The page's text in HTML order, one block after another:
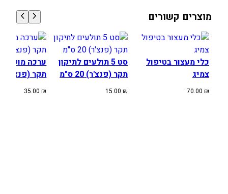
מוצרים קשורים
כלי מעצור בטיפול
צמיג
70.00 ₪
סט 5 תולעים לתיקון
תקר (פנצ'ר) 20 ס"מ
15.00₪
ערכה
תקר (פנצ'ר)
35.00₪